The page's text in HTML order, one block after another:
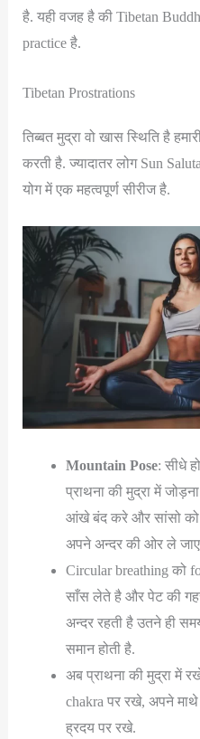
है. यही वजह है की Tibetan
practice है.
Tibetan Prostrations
तिब्बत मुद्रा वो खास स्थिति है
करती है. ज्यादातर लोग Sun
योग में एक महत्वपूर्ण सीरीज है.
Mountain Pose: सीधे
प्राथना की मुद्रा में
आंखे बंद करे और सांसो को
अपने अन्दर की ओर ले
Circular breathing को
साँस लेते है और पेट की
अन्दर रहती है उतने ही
समान होती है.
अब प्राथना की मुद्रा में
chakra पर रखे, अपने
ह्रदय पर रखे.